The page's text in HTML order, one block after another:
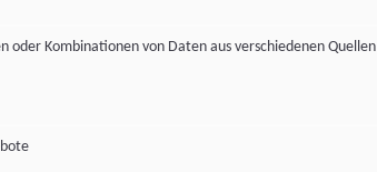
oder Kombinationen von Daten aus verschiedenen Quellen